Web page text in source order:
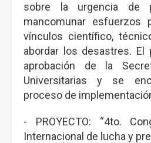
sobre la urgencia de
mancomunar esfuerzos
vínculos científico,
abordar los desastres. El
aprobación de la
Universitarias y se
proceso de
- PROYECTO: “4to.
Internacional de lucha y